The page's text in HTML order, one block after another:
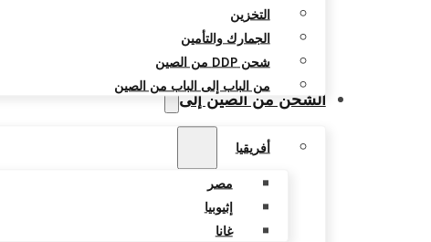
التخزين
الجمارك والتأمين
شحن DDP من الصين
من الباب إلى الباب من الصين
الشحن من الصين إلى
أفريقيا
مصر
إثيوبيا
غانا